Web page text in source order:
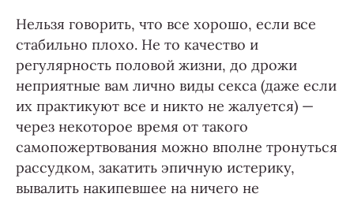
Нельзя говорить, что все хорошо, если все
стабильно плохо. Не то качество и
регулярность половой жизни, до дрожи
неприятные вам лично виды секса (даже если
их практикуют все и никто не жалуется) —
через некоторое время от такого
самопожертвования можно вполне тронуться
рассудком, закатить эпичную истерику,
вывалить накипевшее на ничего не